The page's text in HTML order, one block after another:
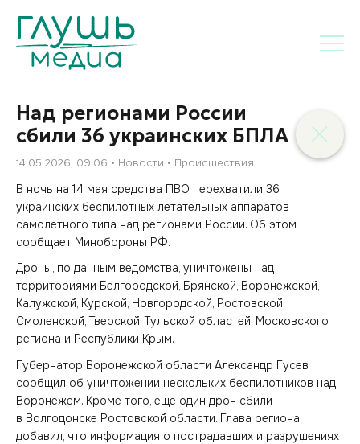
Над регионами России
сбили 36 украинских БПЛА
14.05.2026, 09:06 Новости Происшествия
В ночь на 14 мая средства ПВО перехватили 36
украинских беспилотных летательных аппаратов
самолетного типа над регионами России. Об этом
сообщает Минобороны РФ.
Дроны, по данным ведомства, уничтожены над
территориями Белгородской, Брянской, Воронежской,
Калужской, Курской, Новгородской, Ростовской,
Смоленской, Тверской, Тульской областей, Московского
региона и Республики Крым.
Губернатор Воронежской области Александр Гусев
сообщил об уничтожении нескольких беспилотников над
Воронежем. Кроме того, еще один дрон сбили
в Волгодонске Ростовской области. Глава региона
добавил, что информация о пострадавших и разрушениях